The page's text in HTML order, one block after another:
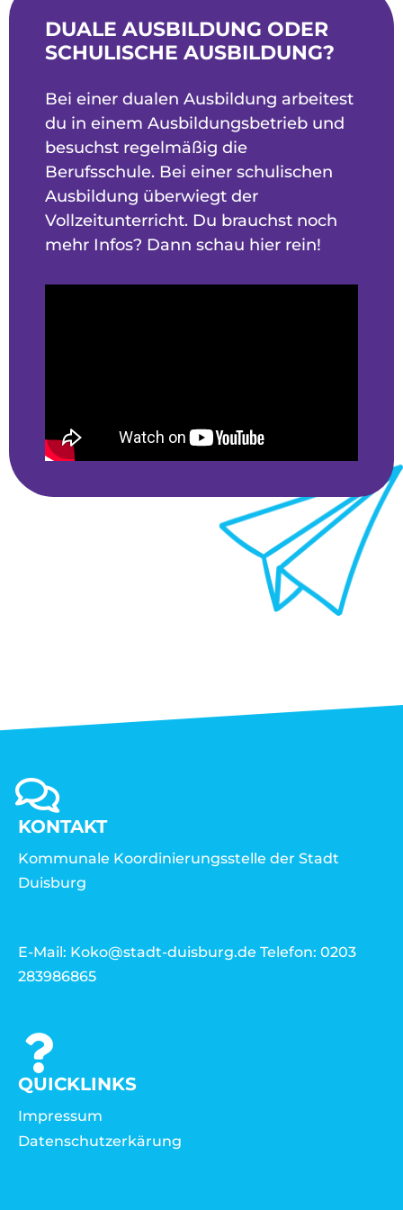
DUALE AUSBILDUNG ODER
SCHULISCHE AUSBILDUNG?
Bei einer dualen Ausbildung arbeitest
du in einem Ausbildungsbetrieb und
besuchst regelmäßig die
Berufsschule. Bei einer schulischen
Ausbildung überwiegt der
Vollzeitunterricht. Du brauchst noch
mehr Infos? Dann schau hier rein!
KONTAKT
Kommunale Koordinierungsstelle der Stadt
Duisburg
E-Mail: Koko@stadt-duisburg.de Telefon: 0203
283986865
QUICKLINKS
Impressum
Datenschutzerkärung